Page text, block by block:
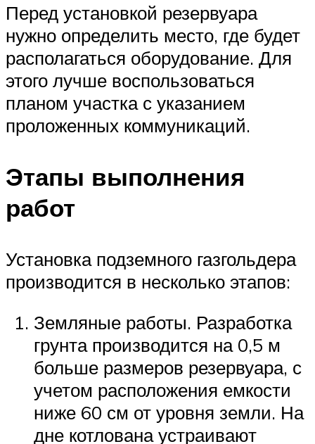
Перед установкой резервуара
нужно определить место, где будет
располагаться оборудование. Для
этого лучше воспользоваться
планом участка с указанием
проложенных коммуникаций.
Этапы выполнения
работ
Установка подземного газгольдера
производится в несколько этапов:
Земляные работы. Разработка
грунта производится на 0,5 м
больше размеров резервуара, с
учетом расположения емкости
ниже 60 см от уровня земли. На
дне котлована устраивают